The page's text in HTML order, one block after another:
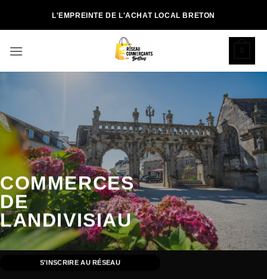
L'EMPREINTE DE L'ACHAT LOCAL BRETON
COMMERCES
DE
LANDIVISIAU
S'INSCRIRE AU RÉSEAU